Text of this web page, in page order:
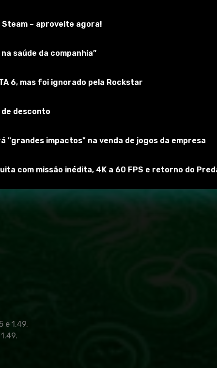
e 1.49.
– aproveite agora!
saúde da companhia”
6, mas foi ignorado pela Rockstar
desconto
"grandes impactos" na venda de jogos da empresa
com missão inédita, 4K a 60 FPS e retorno do